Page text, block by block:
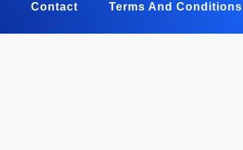
Contact Terms And Conditions